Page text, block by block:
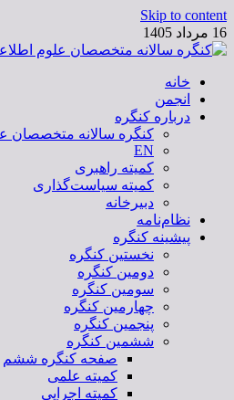
Skip to content
16 مرداد 1405
کنگره سالانه متخصصان علوم اطلاعات
خانه
انجمن
درباره کنگره
کنگره سالانه متخصصان
EN
کمیته راهبری
کمیته سیاست‌گذاری
دبیرخانه
نظام‌نامه
پیشینه کنگره
نخستین کنگره
دومین کنگره
سومین کنگره
چهارمین کنگره
پنجمین کنگره
ششمین کنگره
صفحه کنگره ششم
کمیته علمی
کمیته اجرایی